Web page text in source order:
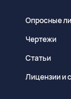
Опросные
Чертежи
Статьи
Лицензии и